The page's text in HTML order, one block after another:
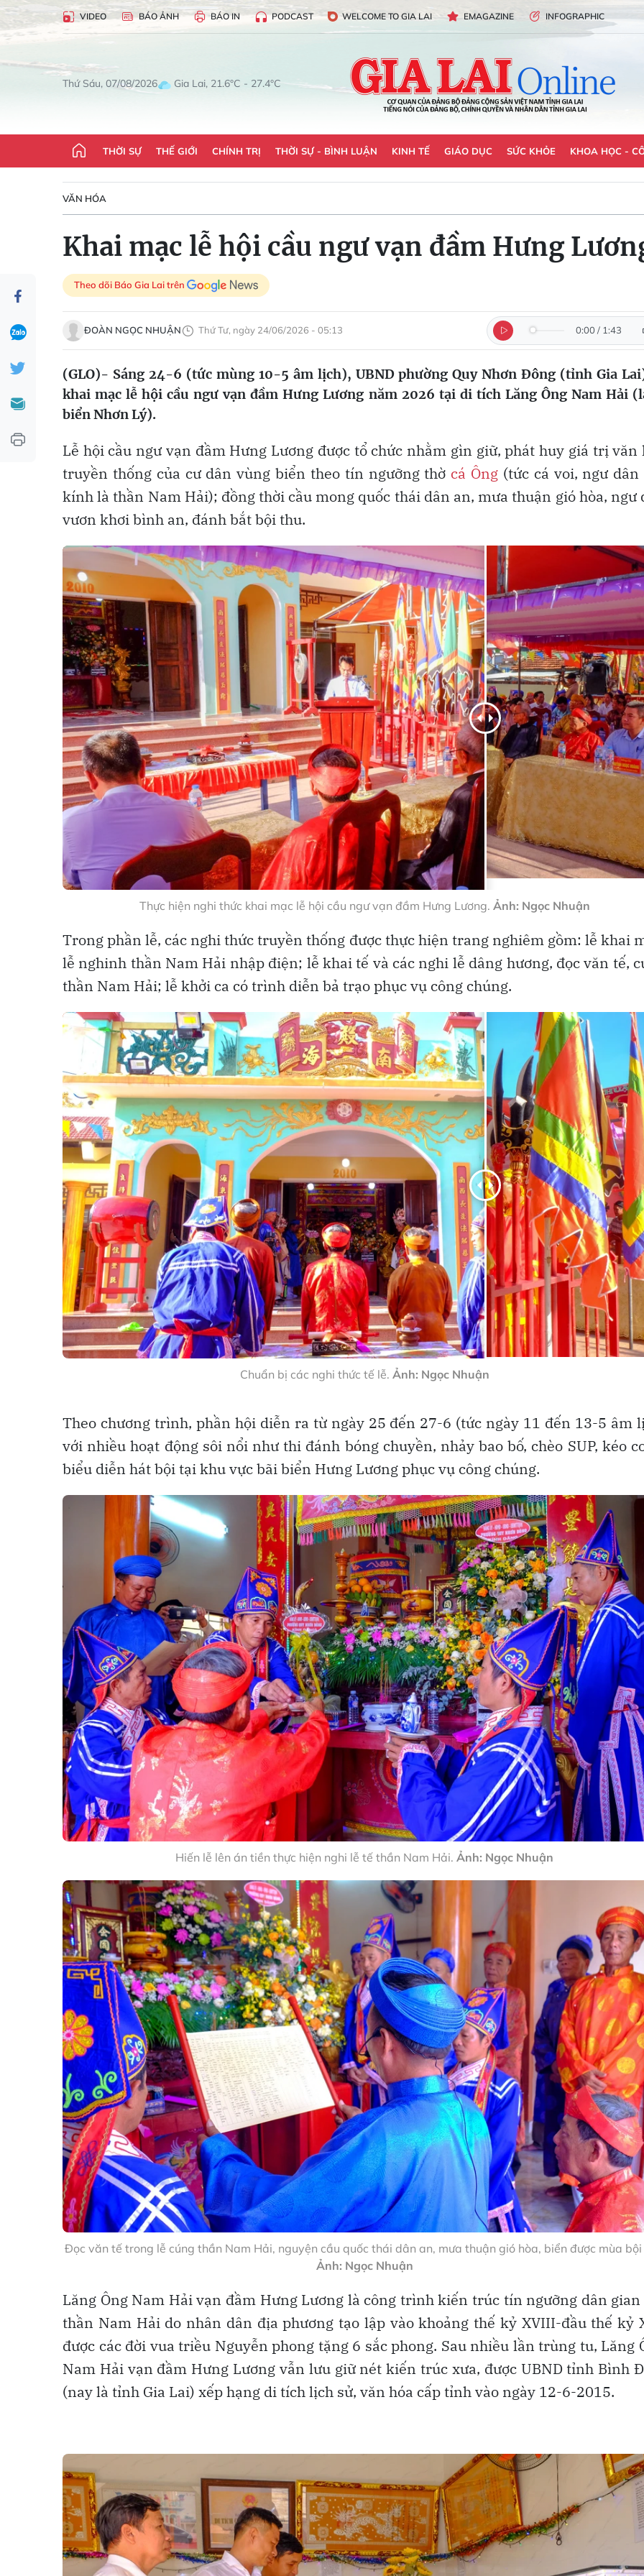
VIDEO BÁO ẢNH BÁO IN PODCAST WELCOME TO GIA LAI EMAGAZINE INFOGRAPHIC
Thứ Sáu, 07/08/2026 Gia Lai, 21.6°C - 27.4°C
THỜI SỰ THẾ GIỚI CHÍNH TRỊ THỜI SỰ - BÌNH LUẬN KINH TẾ GIÁO DỤC SỨC KHỎE KHOA HỌC -
VĂN HÓA
Khai mạc lễ hội cầu ngư vạn đầm Hưng
Theo dõi Báo Gia Lai trên
ĐOÀN NGỌC NHUẬN Thứ Tư, ngày 24/06/2026 - 05:13 0:00 / 1:43
(GLO)- Sáng 24-6 (tức mùng 10-5 âm lịch), UBND phường Quy Nhơn Đông (tỉnh Gia
khai mạc lễ hội cầu ngư vạn đầm Hưng Lương năm 2026 tại di tích Lăng Ông Nam Hải
biển Nhơn Lý).
Lễ hội cầu ngư vạn đầm Hưng Lương được tổ chức nhằm gìn giữ, phát huy giá trị văn
truyền thống của cư dân vùng biển theo tín ngưỡng thờ cá Ông (tức cá voi, ngư
kính là thần Nam Hải); đồng thời cầu mong quốc thái dân an, mưa thuận gió hòa, ngư
vươn khơi bình an, đánh bắt bội thu.
Thực hiện nghi thức khai mạc lễ hội cầu ngư vạn đầm Hưng Lương. Ảnh: Ngọc Nhuận
Trong phần lễ, các nghi thức truyền thống được thực hiện trang nghiêm gồm: lễ khai
lễ nghinh thần Nam Hải nhập điện; lễ khai tế và các nghi lễ dâng hương, đọc văn tế,
thần Nam Hải; lễ khởi ca có trình diễn bả trạo phục vụ công chúng.
Chuẩn bị các nghi thức tế lễ. Ảnh: Ngọc Nhuận
Theo chương trình, phần hội diễn ra từ ngày 25 đến 27-6 (tức ngày 11 đến 13-5 âm
với nhiều hoạt động sôi nổi như thi đánh bóng chuyền, nhảy bao bố, chèo SUP, kéo
biểu diễn hát bội tại khu vực bãi biển Hưng Lương phục vụ công chúng.
Hiến lễ lên án tiền thực hiện nghi lễ tế thần Nam Hải. Ảnh: Ngọc Nhuận
Đọc văn tế trong lễ cúng thần Nam Hải, nguyện cầu quốc thái dân an, mưa thuận gió hòa, biển được mùa bội
Ảnh: Ngọc Nhuận
Lăng Ông Nam Hải vạn đầm Hưng Lương là công trình kiến trúc tín ngưỡng dân
thần Nam Hải do nhân dân địa phương tạo lập vào khoảng thế kỷ XVIII-đầu thế kỷ
được các đời vua triều Nguyễn phong tặng 6 sắc phong. Sau nhiều lần trùng tu, Lăng
Nam Hải vạn đầm Hưng Lương vẫn lưu giữ nét kiến trúc xưa, được UBND tỉnh Bình
(nay là tỉnh Gia Lai) xếp hạng di tích lịch sử, văn hóa cấp tỉnh vào ngày 12-6-2015.